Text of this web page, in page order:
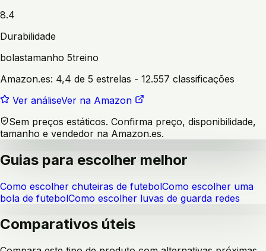
8.4
Durabilidade
bolastamanho 5treino
Amazon.es: 4,4 de 5 estrelas - 12.557 classificações
Ver análiseVer na Amazon
Sem preços estáticos. Confirma preço, disponibilidade,
tamanho e vendedor na Amazon.es.
Guias para escolher melhor
Como escolher chuteiras de futebolComo escolher uma
bola de futebolComo escolher luvas de guarda redes
Comparativos úteis